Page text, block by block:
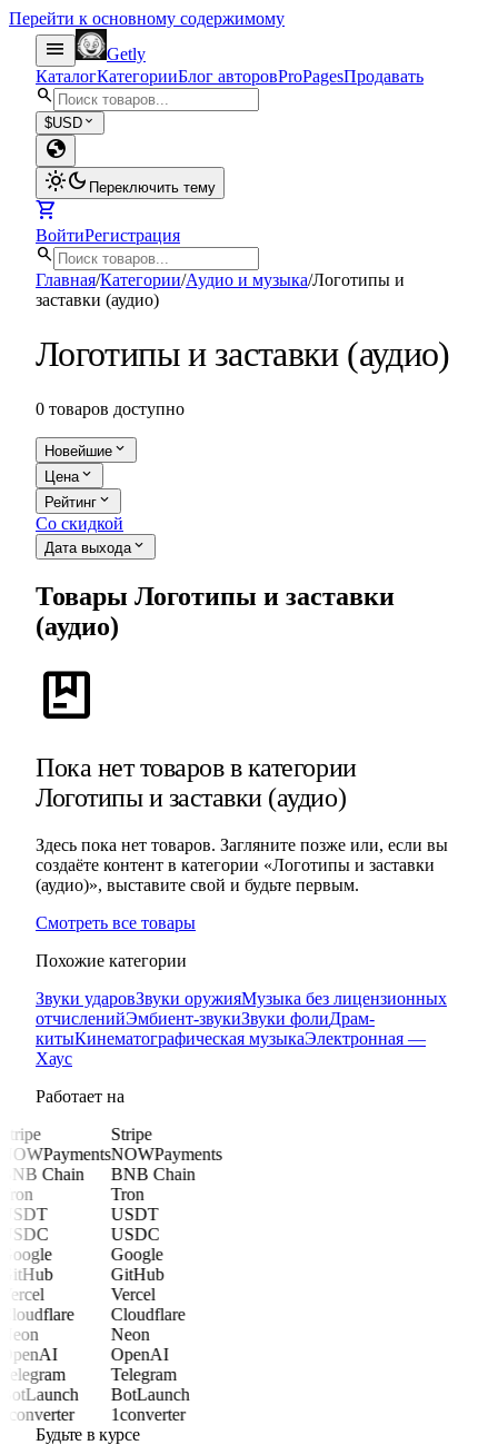
Перейти к основному содержимому
menu
Getly
КаталогКатегорииБлог авторовProPagesПродавать
search
$USD expand_more
globe
light_modedark_mode Переключить тему
shopping_cart
ВойтиРегистрация
search
Главная/Категории/Аудио и музыка/Логотипы и
заставки (аудио)
Логотипы и заставки (аудио)
0 товаров доступно
Новейшие expand_more
Цена expand_more
Рейтинг expand_more
Со скидкой
Дата выхода expand_more
Товары Логотипы и заставки
(аудио)
package
Пока нет товаров в категории
Логотипы и заставки (аудио)
Здесь пока нет товаров. Загляните позже или, если вы
создаёте контент в категории «Логотипы и заставки
(аудио)», выставите свой и будьте первым.
Смотреть все товары
Похожие категории
Звуки ударовЗвуки оружияМузыка без лицензионных
отчисленийЭмбиент-звукиЗвуки фолиДрам-
китыКинематографическая музыкаЭлектронная —
Хаус
Работает на
Stripe
NOWPayments
BNB Chain
Tron
USDT
USDC
Google
GitHub
Vercel
Cloudflare
Neon
OpenAI
Telegram
BotLaunch
1converter
Stripe
NOWPayments
BNB Chain
Tron
USDT
USDC
Google
GitHub
Vercel
Cloudflare
Neon
OpenAI
Telegram
BotLaunch
1converter
Будьте в курсе